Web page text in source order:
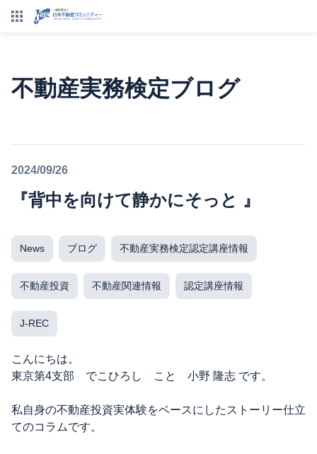
不動産実務検定ブログ
2024/09/26
『背中を向けて静かにそっと 』
News ブログ 不動産実務検定認定講座情報
不動産投資 不動産関連情報 認定講座情報
J-REC
こんにちは。
東京第4支部 でこひろし こと 小野 隆志 です。
私自身の不動産投資実体験をベースにしたストーリー仕立
てのコラムです。